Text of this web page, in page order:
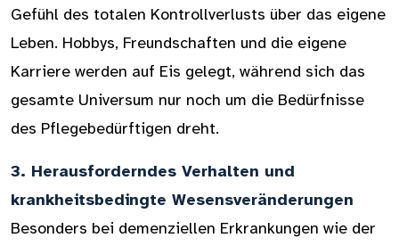
Gefühl des totalen Kontrollverlusts über das eigene
Leben. Hobbys, Freundschaften und die eigene
Karriere werden auf Eis gelegt, während sich das
gesamte Universum nur noch um die Bedürfnisse
des Pflegebedürftigen dreht.
3. Herausforderndes Verhalten und
krankheitsbedingte Wesensveränderungen
Besonders bei demenziellen Erkrankungen wie der